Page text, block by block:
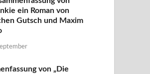
ein Roman von
Gutsch und Maxim
von „Die